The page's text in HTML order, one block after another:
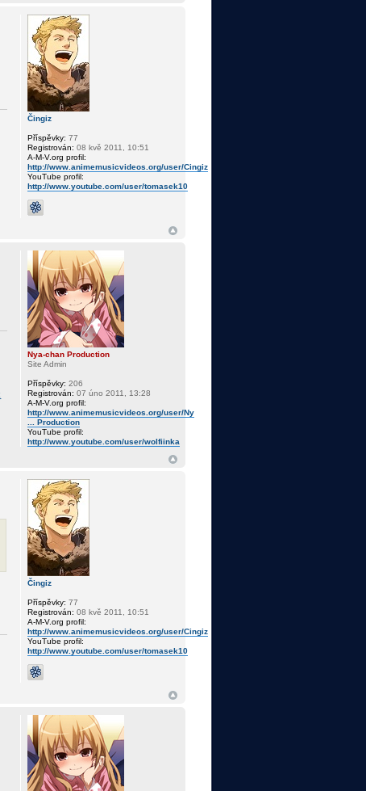
Čingiz
Příspěvky: 77
Registrován: 08 kvě 2011, 10:51
A-M-V.org profil:
http://www.animemusicvideos.org/user/Cingiz
YouTube profil:
http://www.youtube.com/user/tomasek10
Nya-chan Production
Site Admin
Příspěvky: 206
Registrován: 07 úno 2011, 13:28
A-M-V.org profil:
http://www.animemusicvideos.org/user/Ny
... Production
YouTube profil:
http://www.youtube.com/user/wolfiinka
Čingiz
Příspěvky: 77
Registrován: 08 kvě 2011, 10:51
A-M-V.org profil:
http://www.animemusicvideos.org/user/Cingiz
YouTube profil:
http://www.youtube.com/user/tomasek10